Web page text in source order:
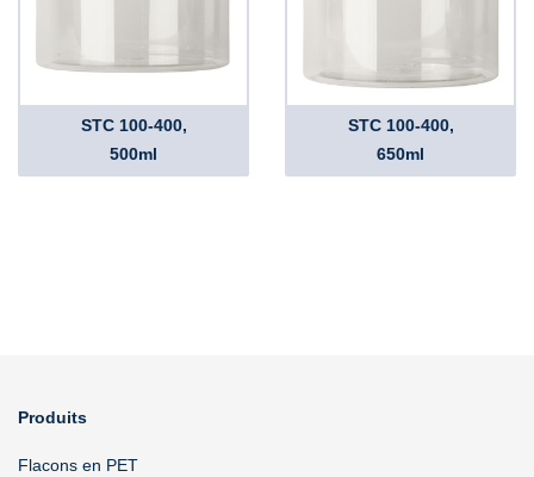
STC 100-400,
500ml
STC 100-400,
650ml
Produits
Flacons en PET